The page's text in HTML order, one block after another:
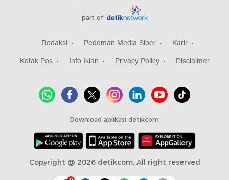
part of
Redaksi Pedoman Media Siber
Karir
Kotak Pos
Info Iklan Privacy Policy Disclaimer
Download aplikasi detikcom
Copyright @ 2026 detikcom, All right reserved